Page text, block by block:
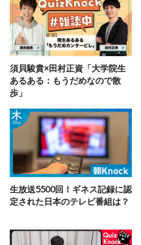
須貝駿貴×田村正資「大学院生
あるある：もうだめなので散
歩」
生放送5500回！ギネス記録に認
定された日本のテレビ番組は？